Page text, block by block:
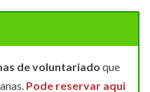
de voluntariado que
Pode reservar aqui